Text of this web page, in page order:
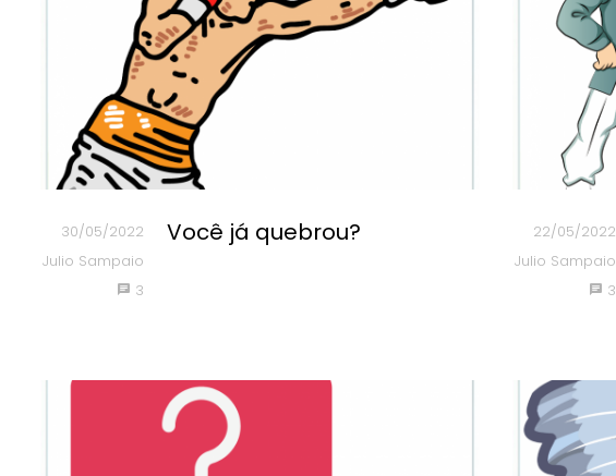
30/05/2022
Julio Sampaio
3
Você já quebrou?
22/05/2022
Julio Sampaio
3